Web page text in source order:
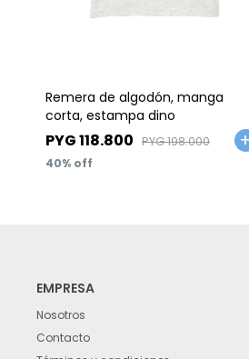
Remera de algodón, manga
corta, estampa dino
PYG118.800 PYG198.000
40
EMPRESA
Nosotros
Contacto